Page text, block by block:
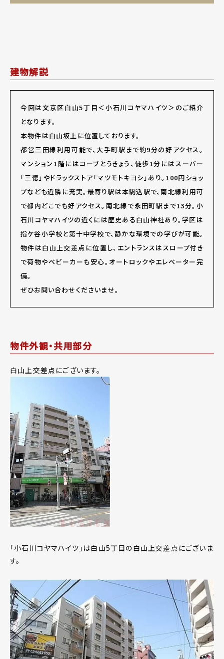
建物解説
今回は文京区白山5丁目＜小石川コヤマハイツ＞のご紹介
となります。
本物件は白山坂上に位置しております。
都営三田線利用可能で、大手町駅まで約9分の好アクセス。
マンション1階にはコープとうきょう、徒歩1分にはスーパー
「三徳」やドラックストア「マツモトキヨシ」あり。100円ショッ
プなども近隣に充実。最寄り駅は本駒込駅で、南北線利用可
で都内どこでも好アクセス。南北線で永田町駅まで13分。小
石川コヤマハイツの近くには歴史ある白山神社あり。学区は
指ケ谷小学校と第十中学校で、静かな環境での学びが可能。
物件は白山上交差点に位置し、エントランスはスロープ付き
で荷物やベビーカーも安心。オートロックやエレベーター完
備。
ぜひお問い合わせくださいませ。
物件外観・共用部分
白山上交差点にございます。
「小石川コヤマハイツ」は白山5丁目の白山上交差点にございま
す。